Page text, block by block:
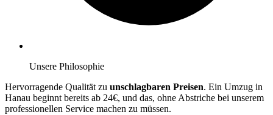
Unsere Philosophie
Hervorragende Qualität zu unschlagbaren Preisen. Ein Umzug in
Hanau beginnt bereits ab 24€, und das, ohne Abstriche bei unserem
professionellen Service machen zu müssen.